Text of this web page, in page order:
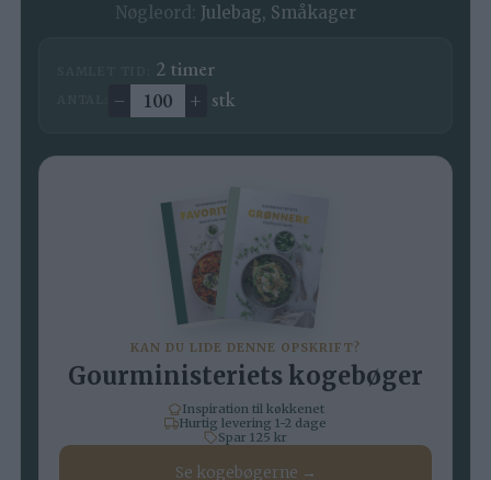
Nøgleord: Julebag, Småkager
2timer
timer
Ændre antal
– + stk
KAN DU LIDE DENNE OPSKRIFT?
Gourministeriets kogebøger
Inspiration til køkkenet
Hurtig levering 1-2 dage
Spar 125 kr
Se kogebøgerne →